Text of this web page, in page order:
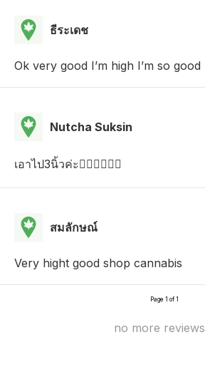
ธีระเดช
Ok very good I’m high I’m so good
Nutcha Suksin
เอาไป3นิ้วค่ะ👍🏻👍🏻👍🏻
สมลักษณ์
Very hight good shop cannabis
Page 1 of 1
no more reviews